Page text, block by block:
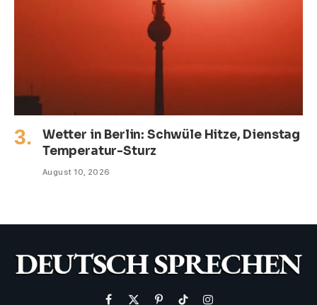
Wetter in Berlin: Schwüle Hitze, Dienstag
Temperatur-Sturz
August 10, 2026